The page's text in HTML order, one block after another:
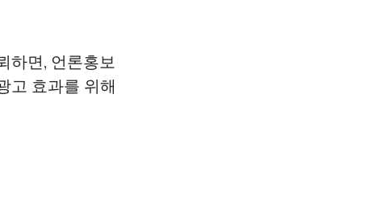
하면, 언론홍보
고 효과를 위해